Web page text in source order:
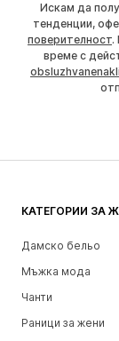
Искам да
тенденции,
поверителност.
време с
КАТЕГОРИИ ЗА
Дамско бельо
Мъжка мода
Чанти
Раници за жени